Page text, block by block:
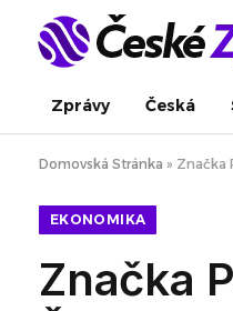
Zprávy Česká
Domovská Stránka » Značka
EKONOMIKA
Značka